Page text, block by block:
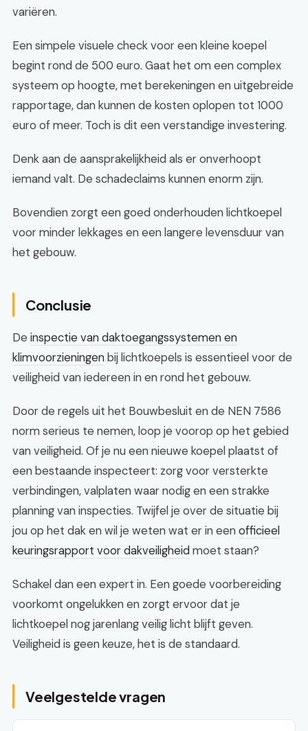
variëren.
Een simpele visuele check voor een kleine koepel
begint rond de 500 euro. Gaat het om een complex
systeem op hoogte, met berekeningen en uitgebreide
rapportage, dan kunnen de kosten oplopen tot 1000
euro of meer. Toch is dit een verstandige investering.
Denk aan de aansprakelijkheid als er onverhoopt
iemand valt. De schadeclaims kunnen enorm zijn.
Bovendien zorgt een goed onderhouden lichtkoepel
voor minder lekkages en een langere levensduur van
het gebouw.
Conclusie
De inspectie van daktoegangssystemen en
klimvoorzieningenbij lichtkoepels is essentieel voor de
veiligheid van iedereen in en rond het gebouw.
Door de regels uit het Bouwbesluit en de NEN 7586
norm serieus te nemen, loop je voorop op het gebied
van veiligheid. Of je nu een nieuwe koepel plaatst of
een bestaande inspecteert: zorg voor versterkte
verbindingen, valplaten waar nodig en een strakke
planning van inspecties. Twijfel je over de situatie bij
jou op het dak en wil je weten wat er in eenofficieel
keuringsrapport voor dakveiligheidmoet staan?
Schakel dan een expert in. Een goede voorbereiding
voorkomt ongelukken en zorgt ervoor dat je
lichtkoepel nog jarenlang veilig licht blijft geven.
Veiligheid is geen keuze, het is de standaard.
Veelgestelde vragen